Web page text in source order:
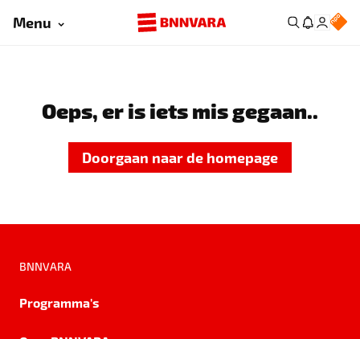
Menu
Oeps, er is iets mis gegaan..
Doorgaan naar de homepage
BNNVARA
Programma's